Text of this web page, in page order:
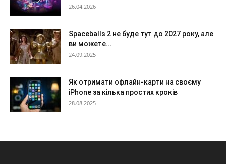
26.04.2026
Spaceballs 2 не буде тут до 2027 року, але
ви можете...
24.09.2025
Як отримати офлайн-карти на своєму
iPhone за кілька простих кроків
28.08.2025